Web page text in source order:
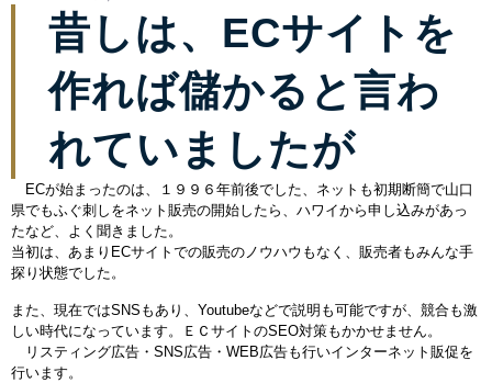
昔しは、ECサイトを
作れば儲かると言わ
れていましたが
ECが始まったのは、１９９６年前後でした、ネットも初期断簡で山口
県でもふぐ刺しをネット販売の開始したら、ハワイから申し込みがあっ
たなど、よく聞きました。
当初は、あまりECサイトでの販売のノウハウもなく、販売者もみんな手
探り状態でした。
また、現在ではSNSもあり、Youtubeなどで説明も可能ですが、競合も激
しい時代になっています。ＥＣサイトのSEO対策もかかせません。
リスティング広告・SNS広告・WEB広告も行いインターネット販促を
行います。